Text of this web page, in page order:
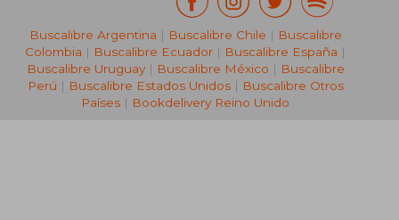
Buscalibre Argentina | Buscalibre Chile | Buscalibre
Colombia | Buscalibre Ecuador | Buscalibre España |
Buscalibre Uruguay| Buscalibre México | Buscalibre
Perú | Buscalibre Estados Unidos| Buscalibre Otros
Países | Bookdelivery Reino Unido